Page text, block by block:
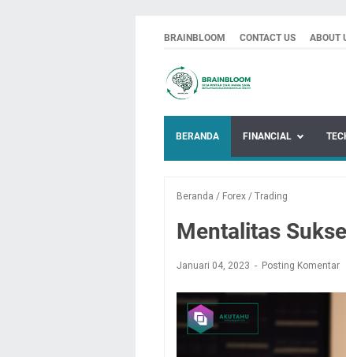
BRAINBLOOM CONTACT US ABOUT
BERANDA FINANCIAL
Beranda / Forex / Trading
Mentalitas
Januari 04, 2023 Posting Komentar